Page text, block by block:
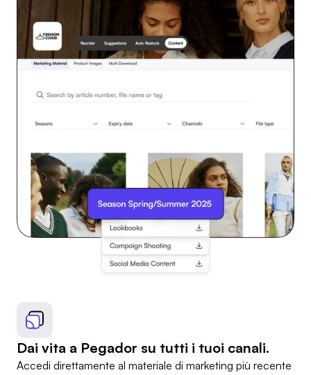
Dai vita a Pegador su tutti i tuoi canali.
Accedi direttamente al materiale di marketing più recente